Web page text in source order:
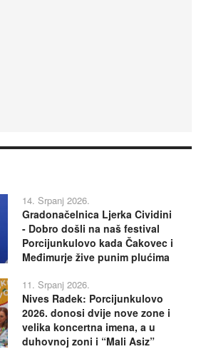
14. Srpanj 2026.
Gradonačelnica Ljerka Cividini
- Dobro došli na naš festival
Porcijunkulovo kada Čakovec i
Međimurje žive punim plućima
11. Srpanj 2026.
Nives Radek: Porcijunkulovo
2026. donosi dvije nove zone i
velika koncertna imena, a u
duhovnoj zoni i “Mali Asiz”